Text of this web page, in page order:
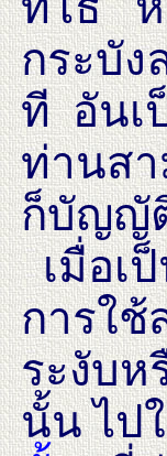
กระบัง
ที อันเ
ท่านส
ก็บัญญัติ
เมื่อเ
การใช้
ระงับห
นั้น ไป